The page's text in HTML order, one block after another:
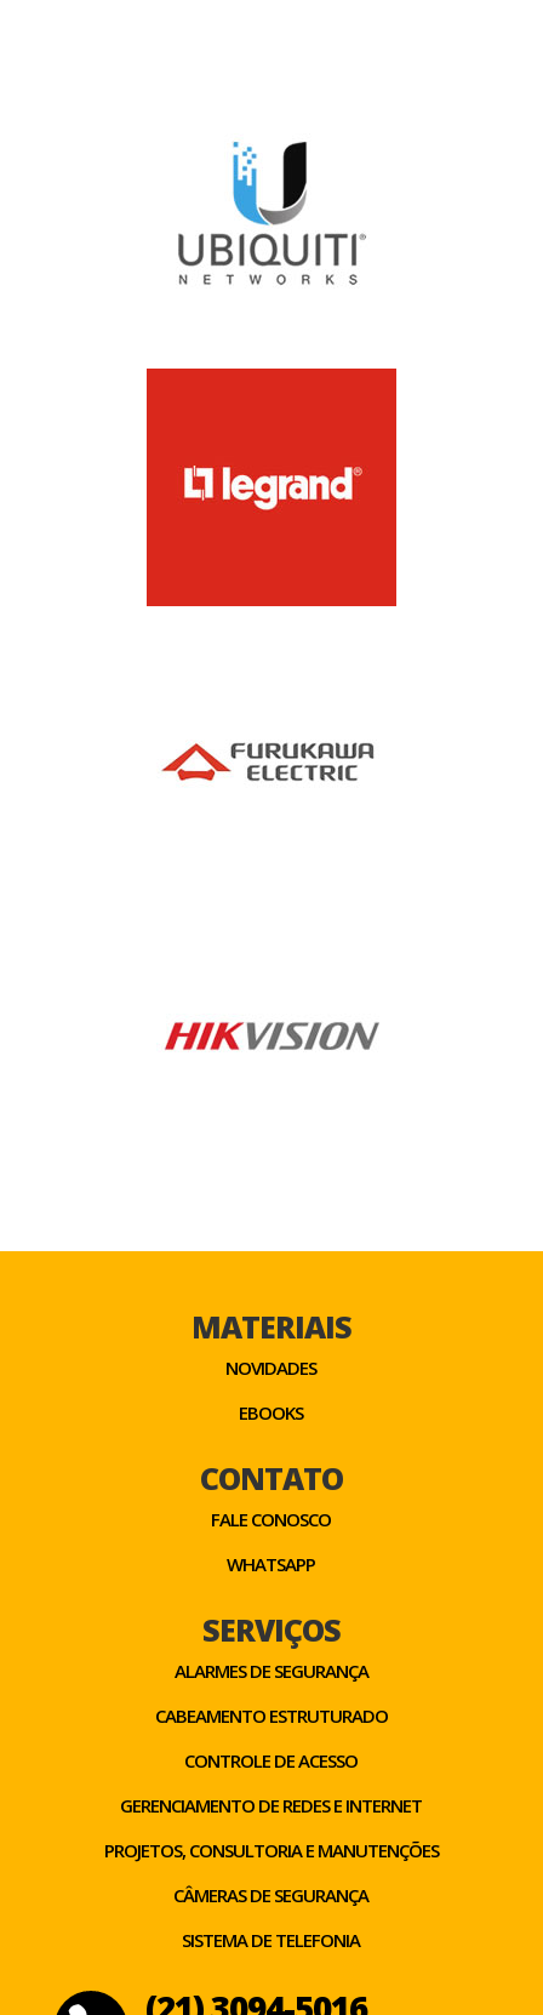
MATERIAIS
NOVIDADES
EBOOKS
CONTATO
FALE CONOSCO
WHATSAPP
SERVIÇOS
ALARMES DE SEGURANÇA
CABEAMENTO ESTRUTURADO
CONTROLE DE ACESSO
GERENCIAMENTO DE REDES E INTERNET
PROJETOS, CONSULTORIA E MANUTENÇÕES
CÂMERAS DE SEGURANÇA
SISTEMA DE TELEFONIA